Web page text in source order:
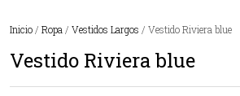
Inicio / Ropa / Vestidos Largos / Vestido Riviera blue
Vestido Riviera blue